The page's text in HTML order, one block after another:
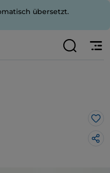
übersetzt.